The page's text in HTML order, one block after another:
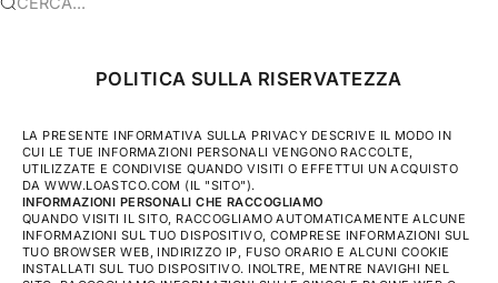
CERCA...
POLITICA SULLA RISERVATEZZA
LA PRESENTE INFORMATIVA SULLA PRIVACY DESCRIVE IL MODO IN
CUI LE TUE INFORMAZIONI PERSONALI VENGONO RACCOLTE,
UTILIZZATE E CONDIVISE QUANDO VISITI O EFFETTUI UN ACQUISTO
DA WWW.LOASTCO.COM (IL "SITO").
INFORMAZIONI PERSONALI CHE RACCOGLIAMO
QUANDO VISITI IL ​​SITO, RACCOGLIAMO AUTOMATICAMENTE ALCUNE
INFORMAZIONI SUL TUO DISPOSITIVO, COMPRESE INFORMAZIONI SUL
TUO BROWSER WEB, INDIRIZZO IP, FUSO ORARIO E ALCUNI COOKIE
INSTALLATI SUL TUO DISPOSITIVO. INOLTRE, MENTRE NAVIGHI NEL